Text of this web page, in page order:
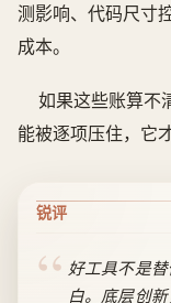
测影响、代码尺寸
成本。
如果这些账算不
能被逐项压住，它
锐评
好工具不是
白。底层创新